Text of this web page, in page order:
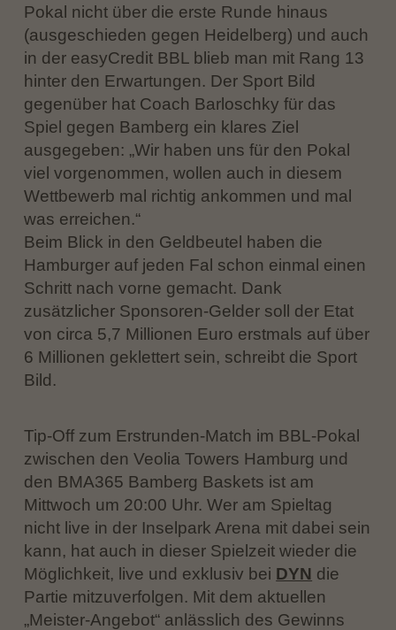
Pokal nicht über die erste Runde hinaus
(ausgeschieden gegen Heidelberg) und auch
in der easyCredit BBL blieb man mit Rang 13
hinter den Erwartungen. Der Sport Bild
gegenüber hat Coach Barloschky für das
Spiel gegen Bamberg ein klares Ziel
ausgegeben: „Wir haben uns für den Pokal
viel vorgenommen, wollen auch in diesem
Wettbewerb mal richtig ankommen und mal
was erreichen.“
Beim Blick in den Geldbeutel haben die
Hamburger auf jeden Fal schon einmal einen
Schritt nach vorne gemacht. Dank
zusätzlicher Sponsoren-Gelder soll der Etat
von circa 5,7 Millionen Euro erstmals auf über
6 Millionen geklettert sein, schreibt die Sport
Bild.
Tip-Off zum Erstrunden-Match im BBL-Pokal
zwischen den Veolia Towers Hamburg und
den BMA365 Bamberg Baskets ist am
Mittwoch um 20:00 Uhr. Wer am Spieltag
nicht live in der Inselpark Arena mit dabei sein
kann, hat auch in dieser Spielzeit wieder die
Möglichkeit, live und exklusiv bei DYN die
Partie mitzuverfolgen. Mit dem aktuellen
„Meister-Angebot“ anlässlich des Gewinns